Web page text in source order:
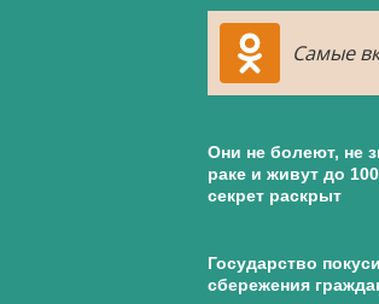
Самые
Они не болеют, не
раке и живут до
секрет раскрыт
Государство
сбережения